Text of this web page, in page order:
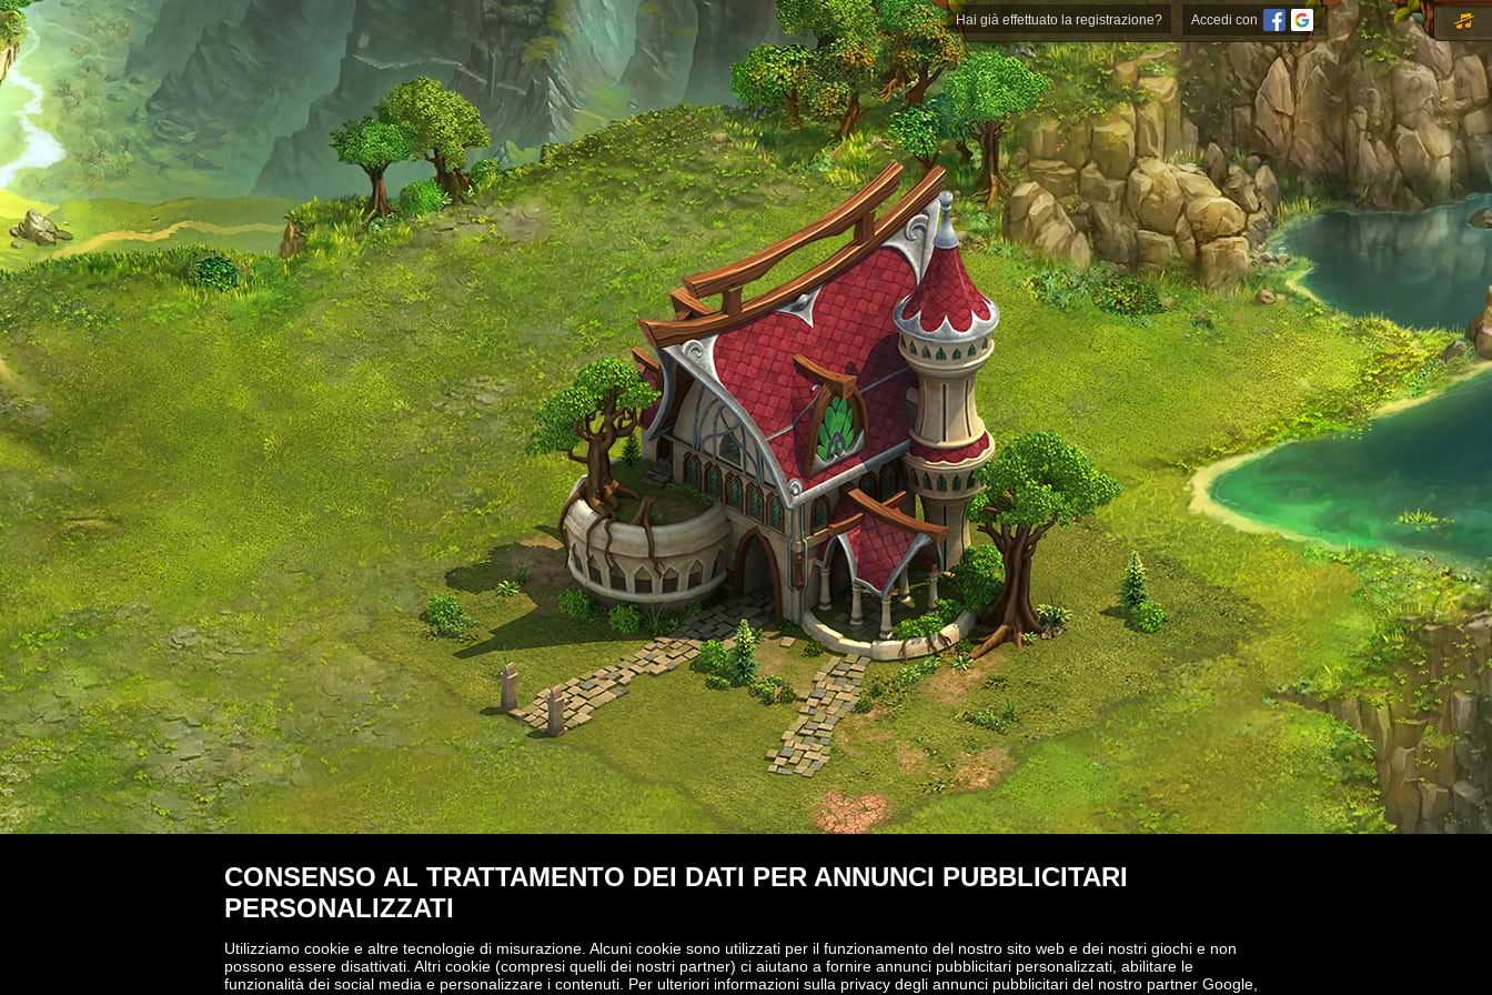
Hai già effettuato la registrazione? Accedi con
CONSENSO AL TRATTAMENTO DEI DATI PER ANNUNCI PUBBLICITARI
PERSONALIZZATI
Utilizziamo cookie e altre tecnologie di misurazione. Alcuni cookie sono utilizzati per il funzionamento del nostro sito web e dei nostri giochi e non
possono essere disattivati. Altri cookie (compresi quelli dei nostri partner) ci aiutano a fornire annunci pubblicitari personalizzati, abilitare le
funzionalità dei social media e personalizzare i contenuti. Per ulteriori informazioni sulla privacy degli annunci pubblicitari del nostro partner Google,